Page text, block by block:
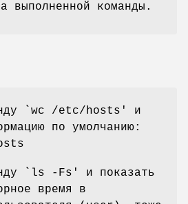
выполненной команды.
`wc /etc/hosts' и
по умолчанию:
`ls -Fs' и показать
время в